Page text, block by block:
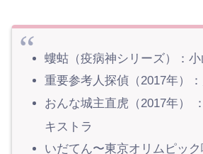
螻蛄（疫病神シリーズ）：小
重要参考人探偵（2017年）
おんな城主直虎（2017年）
キストラ
いだてん〜東京オリムピッ